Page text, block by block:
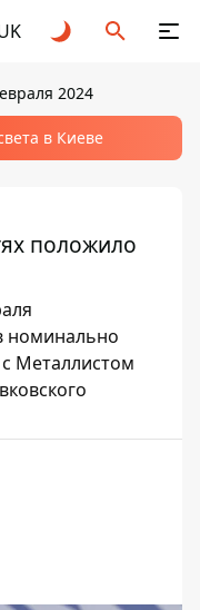
2024
в Киеве
положило
номинально
Металлистом